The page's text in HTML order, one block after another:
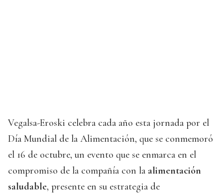
Vegalsa-Eroski celebra cada año esta jornada por el
Día Mundial de la Alimentación, que se conmemoró
el 16 de octubre, un evento que se enmarca en el
compromiso de la compañía con la alimentación
saludable, presente en su estrategia de